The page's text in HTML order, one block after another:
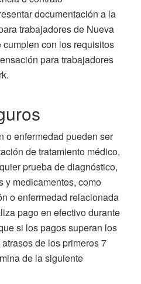
documentación a la
trabajadores de Nueva
con los requisitos
para trabajadores
o enfermedad pueden ser
de tratamiento médico,
prueba de diagnóstico,
y medicamentos, como
o enfermedad relacionada
pago en efectivo durante
si los pagos superan los
de los primeros 7
de la siguiente